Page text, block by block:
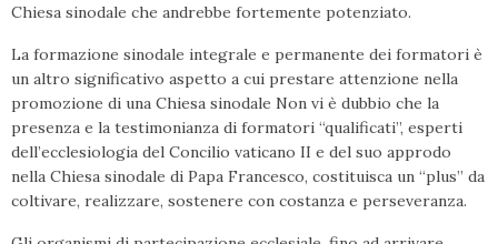
Chiesa sinodale che andrebbe fortemente potenziato.
La formazione sinodale integrale e permanente dei formatori è
un altro significativo aspetto a cui prestare attenzione nella
promozione di una Chiesa sinodale Non vi è dubbio che la
presenza e la testimonianza di formatori “qualificati”, esperti
dell’ecclesiologia del Concilio vaticano II e del suo approdo
nella Chiesa sinodale di Papa Francesco, costituisca un “plus” da
coltivare, realizzare, sostenere con costanza e perseveranza.